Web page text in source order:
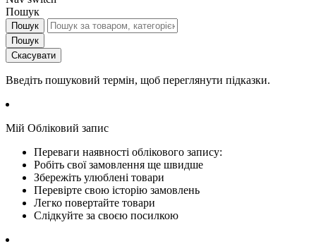
Пошук
Пошук
Пошук
Скасувати
Введіть пошуковий термін, щоб переглянути підказки.
Мій Обліковий запис
Переваги наявності облікового запису:
Робіть свої замовлення ще швидше
Збережіть улюблені товари
Перевірте свою історію замовлень
Легко повертайте товари
Слідкуйте за своєю посилкою